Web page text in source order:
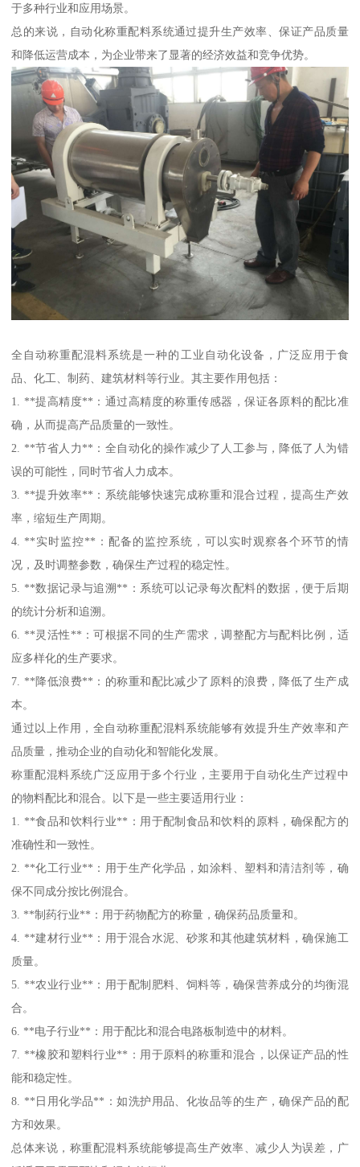
于多种行业和应用场景。
总的来说，自动化称重配料系统通过提升生产效率、保证产品质量
和降低运营成本，为企业带来了显著的经济效益和竞争优势。
全自动称重配混料系统是一种的工业自动化设备，广泛应用于食
品、化工、制药、建筑材料等行业。其主要作用包括：
1. **提高精度**：通过高精度的称重传感器，保证各原料的配比准
确，从而提高产品质量的一致性。
2. **节省人力**：全自动化的操作减少了人工参与，降低了人为错
误的可能性，同时节省人力成本。
3. **提升效率**：系统能够快速完成称重和混合过程，提高生产效
率，缩短生产周期。
4. **实时监控**：配备的监控系统，可以实时观察各个环节的情
况，及时调整参数，确保生产过程的稳定性。
5. **数据记录与追溯**：系统可以记录每次配料的数据，便于后期
的统计分析和追溯。
6. **灵活性**：可根据不同的生产需求，调整配方与配料比例，适
应多样化的生产要求。
7. **降低浪费**：的称重和配比减少了原料的浪费，降低了生产成
本。
通过以上作用，全自动称重配混料系统能够有效提升生产效率和产
品质量，推动企业的自动化和智能化发展。
称重配混料系统广泛应用于多个行业，主要用于自动化生产过程中
的物料配比和混合。以下是一些主要适用行业：
1. **食品和饮料行业**：用于配制食品和饮料的原料，确保配方的
准确性和一致性。
2. **化工行业**：用于生产化学品，如涂料、塑料和清洁剂等，确
保不同成分按比例混合。
3. **制药行业**：用于药物配方的称量，确保药品质量和。
4. **建材行业**：用于混合水泥、砂浆和其他建筑材料，确保施工
质量。
5. **农业行业**：用于配制肥料、饲料等，确保营养成分的均衡混
合。
6. **电子行业**：用于配比和混合电路板制造中的材料。
7. **橡胶和塑料行业**：用于原料的称重和混合，以保证产品的性
能和稳定性。
8. **日用化学品**：如洗护用品、化妆品等的生产，确保产品的配
方和效果。
总体来说，称重配混料系统能够提高生产效率、减少人为误差，广